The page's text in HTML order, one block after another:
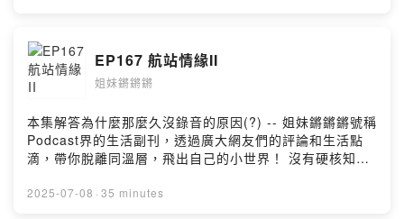
當喜劇演員的夢想，快來跟我們聊天說話：
Facebook| https://www.facebook.com/kiangsis
Instagram| https://www.instagram.com/kiang_sis --
EP167 航站情緣II
姐妹鏘鏘鏘
本集解答為什麼那麼久沒錄音的原因(?) -- 姐妹鏘鏘鏘號稱
Podcast界的生活副刊，透過廣大網友們的評論和生活點
滴，帶你脫離同溫層，飛出自己的小世界！ 沒有硬核知識
容，獻給最ㄎㄧㄤ的大家🤪 Megan與Amber，相差10歲
2025-07-08 · 35 minutes